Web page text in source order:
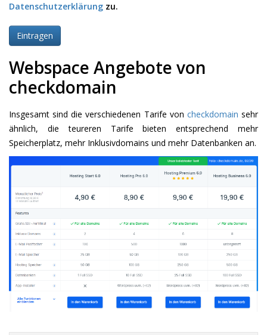
Datenschutzerklärung zu.
Webspace Angebote von
checkdomain
Insgesamt sind die verschiedenen Tarife von checkdomain sehr
ähnlich, die teureren Tarife bieten entsprechend mehr
Speicherplatz, mehr Inklusivdomains und mehr Datenbanken an.